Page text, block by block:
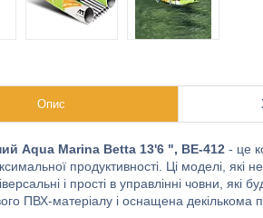
Опис
Aqua Marina Betta 13'6 ", BE-412 - це
продуктивності. Ці моделі,
і прості в управлінні човни, які
ПВХ-матеріалу і оснащена декількома